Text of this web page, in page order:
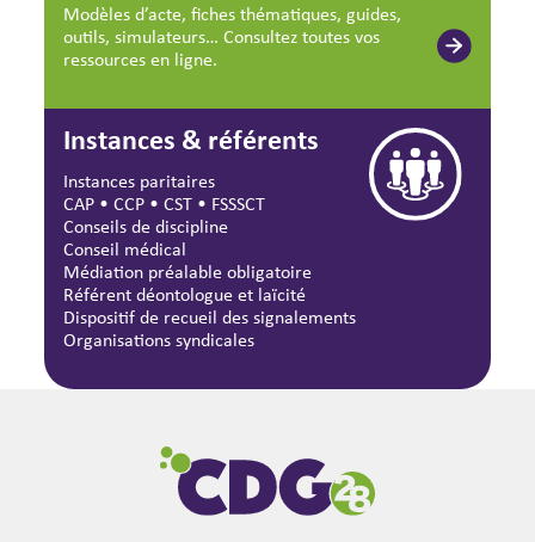
Modèles d’acte, fiches thématiques, guides,
outils, simulateurs… Consultez toutes vos
ressources en ligne.
Instances & référents
Instances paritaires
CAP •CCP •CST • FSSSCT
Conseils de discipline
Conseil médical
Médiation préalable obligatoire
Référent déontologue et laïcité
Dispositif de recueil des signalements
Organisations syndicales